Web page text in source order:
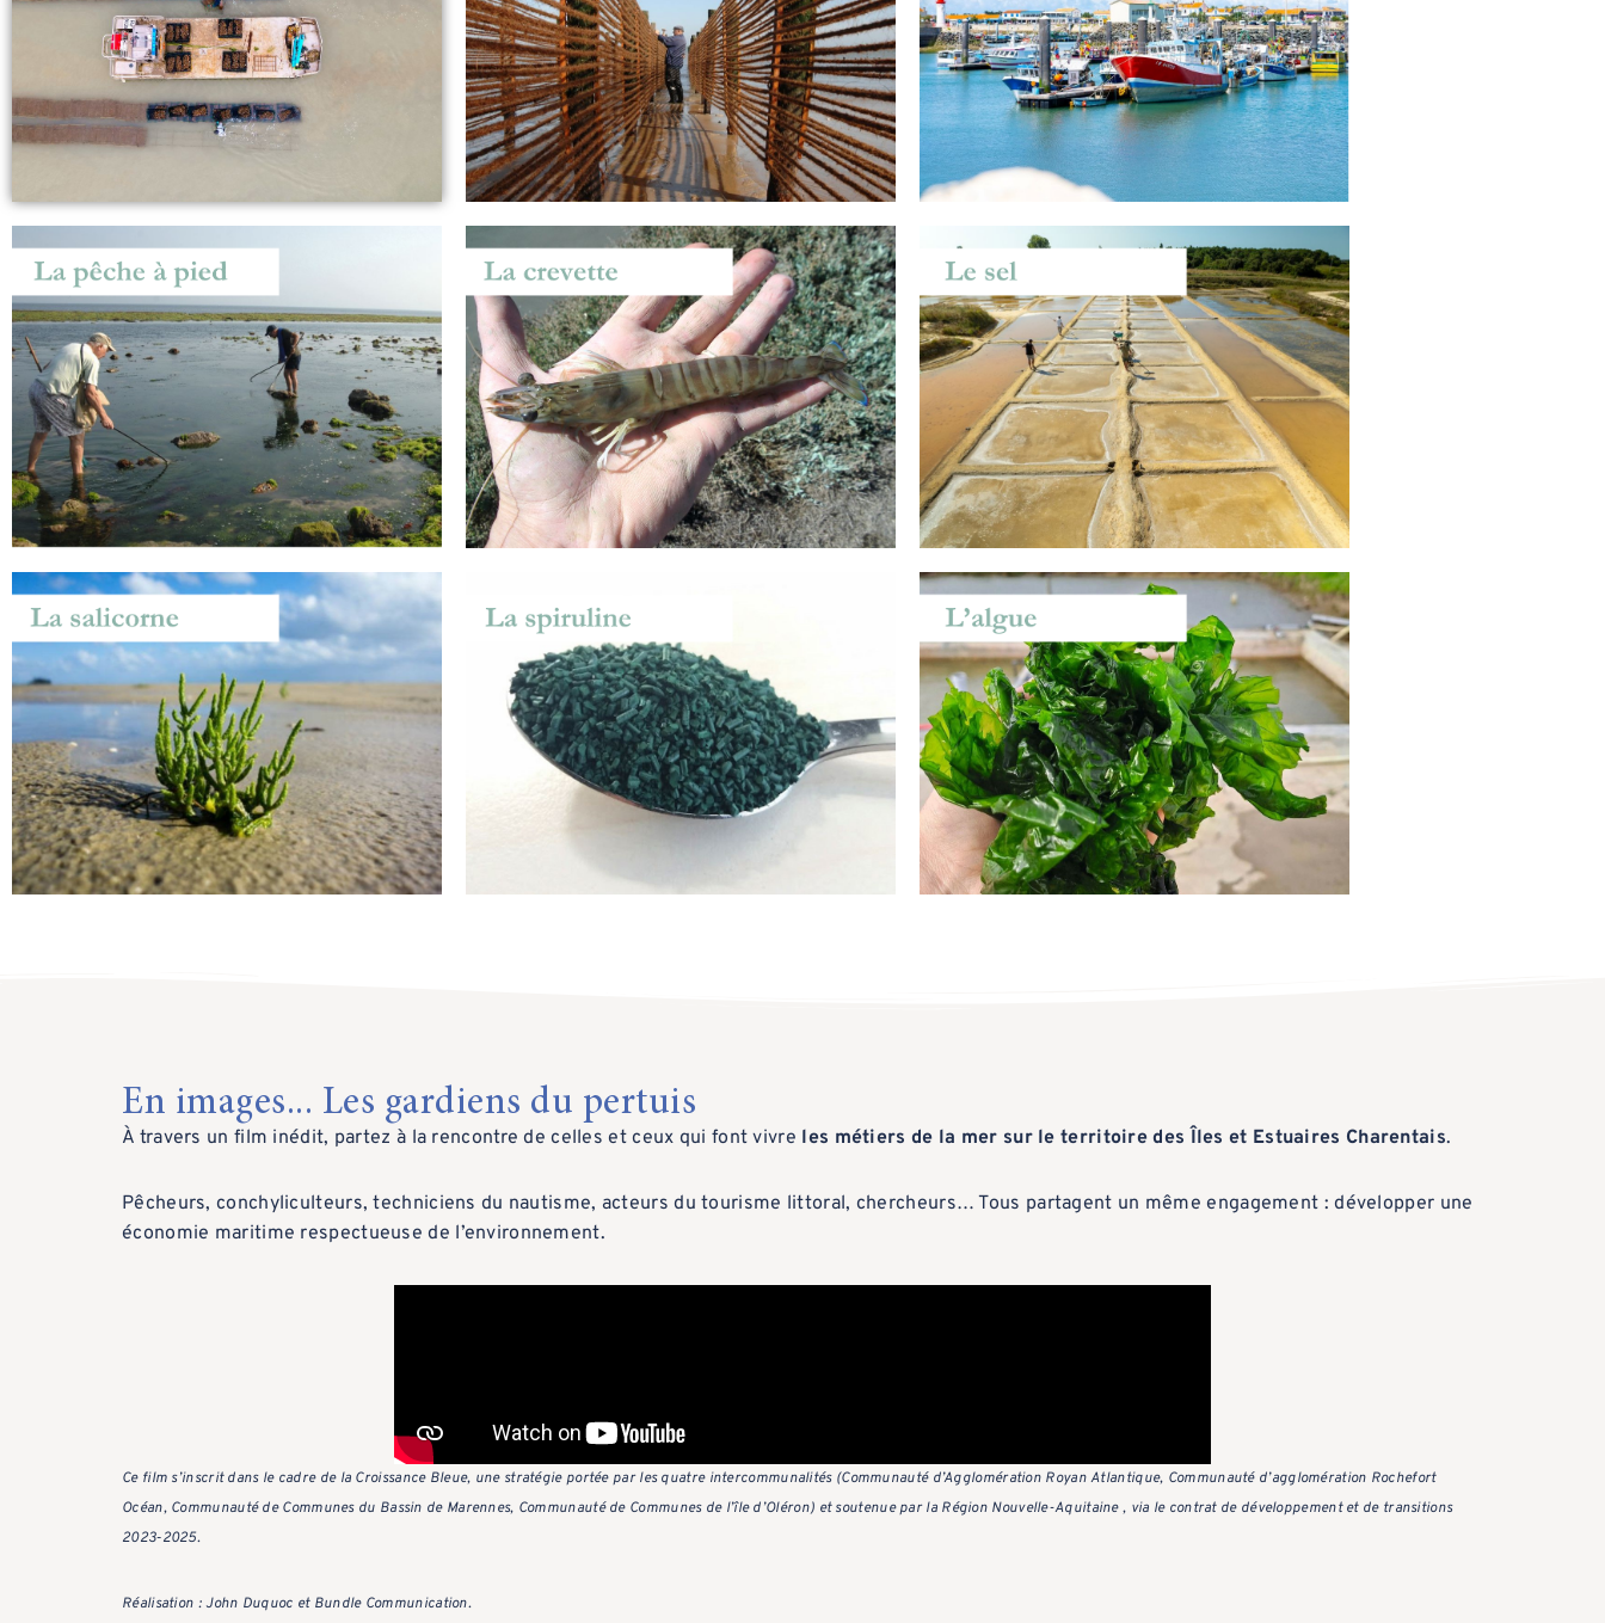
En images... Les gardiens du pertuis
À travers un film inédit, partez à la rencontre de celles et ceux qui font vivre les métiers de la mer sur le territoire des Îles et Estuaires Charentais.
Pêcheurs, conchyliculteurs, techniciens du nautisme, acteurs du tourisme littoral, chercheurs… Tous partagent un même engagement : développer une
économie maritime respectueuse de l’environnement.
Ce film s’inscrit dans le cadre de la Croissance Bleue, une stratégie portée par les quatre intercommunalités (Communauté d’Agglomération Royan Atlantique, Communauté d’agglomération Rochefort
Océan, Communauté de Communes du Bassin de Marennes, Communauté de Communes de l’île d’Oléron) et soutenue par la Région Nouvelle-Aquitaine , via le contrat de développement et de transitions
2023‑2025.
Réalisation : John Duquoc et Bundle Communication.